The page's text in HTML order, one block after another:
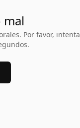
mal
Por favor, intenta